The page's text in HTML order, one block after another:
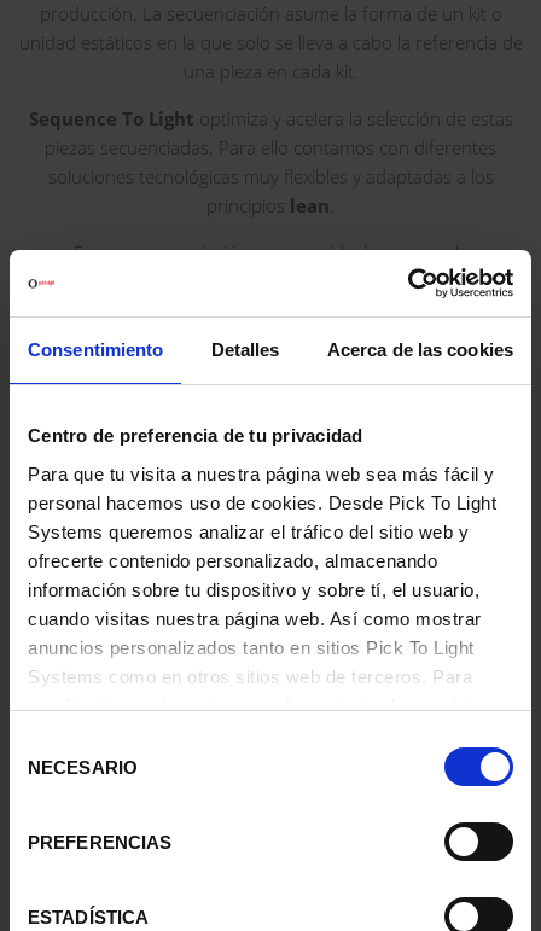
Consentimiento Detalles Acerca de las cookies
Centro de preferencia de tu privacidad
Para que tu visita a nuestra página web sea más fácil y
personal hacemos uso de cookies. Desde Pick To Light
Systems queremos analizar el tráfico del sitio web y
ofrecerte contenido personalizado, almacenando
información sobre tu dispositivo y sobre tí, el usuario,
cuando visitas nuestra página web. Así como mostrar
anuncios personalizados tanto en sitios Pick To Light
Systems como en otros sitios web de terceros. Para
cambiar tus preferencias o rechazar todas las cookies,
clic en "Configurar mi preferencia".
Más información
NECESARIO
PREFERENCIAS
ESTADÍSTICA
producción. La secuenciación asume la forma de un kit o
unidad estáticos en la que solo se lleva a cabo la referencia de
una pieza en cada kit.
Sequence To Light optimiza y acelera la selección de estas
piezas secuenciadas. Para ello contamos con diferentes
soluciones tecnológicas muy flexibles y adaptadas a los
principios lean.
En una secuenciación en recorrido, los carros de
secuenciación se rellenan completando el recorrido por el
supermercado, guiados por p2l equipados en las estanterías
y/o en el propio carro.
Mientras que en la secuenciación estática (G2P o mercancías
vehículos de guiado automático (AGV). Los operarios recogen
lo necesario y llenan plataformas utilizando el sistema de
instrucciones emitidas o PPS (Projection Picking System
Esto permite incrementar la eficacia y la precisión del proceso
VENTAJAS
Rebajan la tensión en la cadena de suministros de
La flexibilidad y la fácil aplicación de nuestra tecnología es un